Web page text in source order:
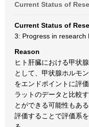
Current Status of
Current Status of
3: Progress in research
Reason
ヒト肝臓における甲状
として、甲状腺ホルモ
をエンドポイントに評
ラットのデータと比較
とができる可能性もあ
評価することで評価系